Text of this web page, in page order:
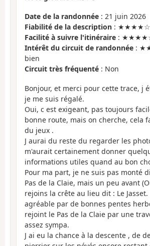
Date de la randonnée : 21 juin 2026
Fiabilité de la description : ★★★★☆
Facilité à suivre l'itinéraire :
Intérêt du circuit de randonnée :
bien
Circuit très fréquenté : Non
Bonjour, et merci pour cette trace, j
je me suis régalé.
Oui, c est exigeant, pas toujours
bonne route, mais on cherche, cela
du jeux .
J aurai du reste du regarder les
m'aurait certainement donner
informations utiles quand au bon
Pour ma part, je ne suis pas monté
Pas de la Claie, mais un peu avant
rejoins la crête au lieu dit : Le
agréable par de bonnes pentes
rejoint le Pas de la Claie par une
assez sympa.
J ai eu la chance à la descente , de